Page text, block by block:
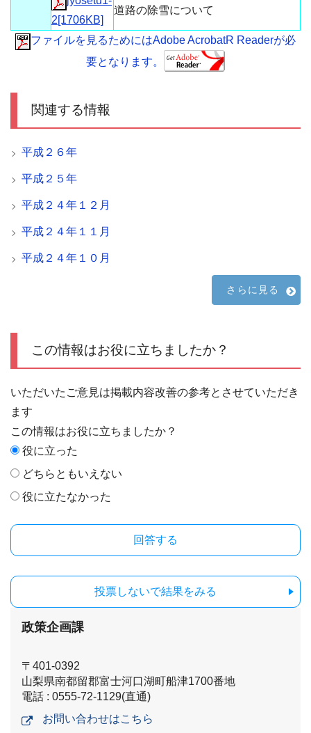
2[1706KB]
道路の除雪について
ファイルを見るためにはAdobe AcrobatR Readerが必
要となります。
関連する情報
平成２６年
平成２５年
平成２４年１２月
平成２４年１１月
平成２４年１０月
さらに見る
この情報はお役に立ちましたか？
いただいたご意見は掲載内容改善の参考とさせていただき
ます
この情報はお役に立ちましたか？
役に立った
どちらともいえない
役に立たなかった
投票しないで結果をみる
政策企画課
〒401-0392
山梨県南都留郡富士河口湖町船津1700番地
電話 : 0555-72-1129(直通)
お問い合わせはこちら